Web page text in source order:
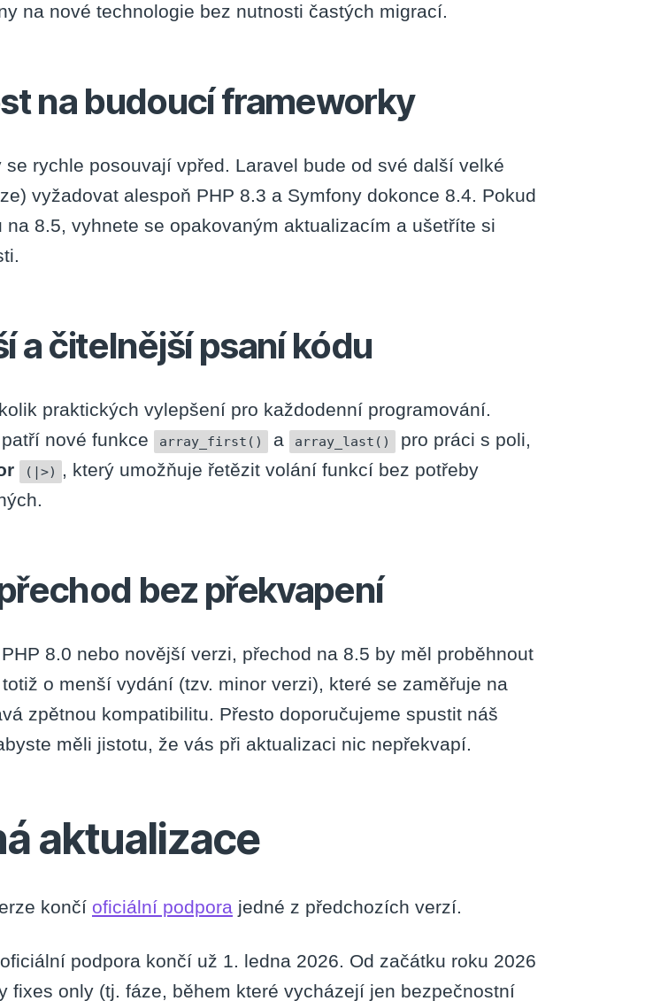
na nové technologie bez nutnosti častých migrací.
na budoucí frameworky
se rychle posouvají vpřed. Laravel bude od své další velké
vyžadovat alespoň PHP 8.3 a Symfony dokonce 8.4. Pokud
na 8.5, vyhnete se opakovaným aktualizacím a ušetříte si
a čitelnější psaní kódu
praktických vylepšení pro každodenní programování.
nové funkce
array_first() a array_last()
pro práci s poli,
(|>)
, který umožňuje řetězit volání funkcí bez potřeby
bez překvapení
8.0 nebo novější verzi, přechod na 8.5 by měl proběhnout
o menší vydání (tzv. minor verzi), které se zaměřuje na
zpětnou kompatibilitu. Přesto doporučujeme spustit náš
měli jistotu, že vás při aktualizaci nic nepřekvapí.
aktualizace
končí oficiální podpora jedné z předchozích verzí.
podpora končí už 1. ledna 2026. Od začátku roku 2026
fixes only (tj. fáze, během které vycházejí jen bezpečnostní